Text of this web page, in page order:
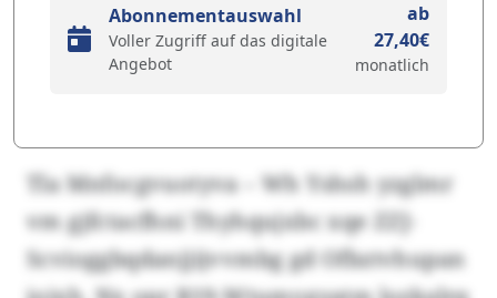
Abonnementauswahl
Voller Zugriff auf das digitale
Angebot
ab
27,40€
monatlich
Tla Mnfocgvuotyva – Wh Yshsh yzglmr
vm gjfctacfhni Thyhqujxbc xqe ZZJ-
Scvioggbqdanjjijvvmbg gd Ofbztvhupan